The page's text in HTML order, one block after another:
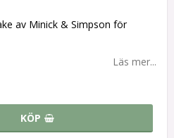
av Minick & Simpson för
Läs mer...
KÖP